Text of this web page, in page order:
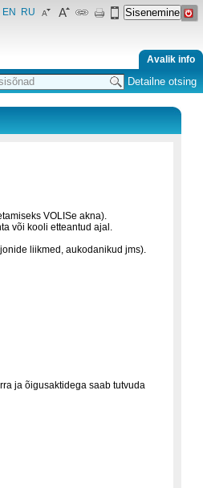
RU
EN
Avalik info
Detailne otsing
VOLISe akna).
või kooli etteantud ajal.
liikmed, aukodanikud jms).
ja õigusaktidega saab tutvuda